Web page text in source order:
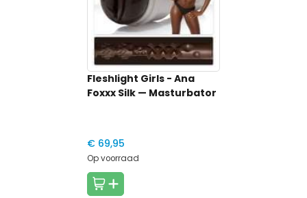
Fleshlight Girls - Ana
Foxxx Silk — Masturbator
€ 69,95
Op voorraad